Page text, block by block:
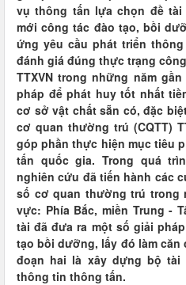
vụ thông tấn lựa chọn đề
mới công tác đào tạo, bồi
ứng yêu cầu phát triển
đánh giá đúng thực trạng
TTXVN trong những năm
pháp để phát huy tốt nhất
cơ sở vật chất sẵn có, đặc
cơ quan thường trú (CQTT)
góp phần thực hiện mục tiêu
tấn quốc gia. Trong quá
nghiên cứu đã tiến hành các
số cơ quan thường trú trong
vực: Phía Bắc, miền Trung -
tài đã đưa ra một số giải
tạo bồi dưỡng, lấy đó làm
đoạn hai là xây dựng bộ
thông tin thông tấn.